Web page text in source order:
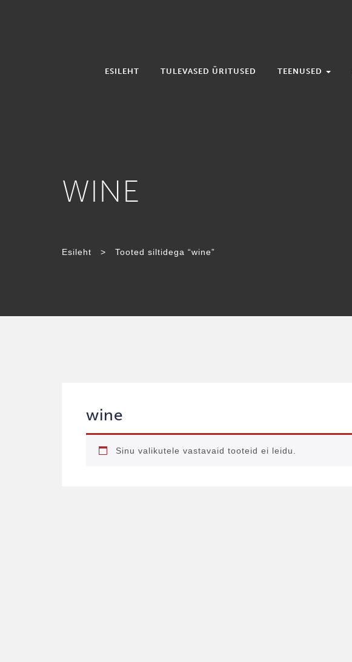
ESILEHT TULEVASED ÜRITUSED TEENUSED
WINE
Esileht > Tooted siltidega “wine”
wine
Sinu valikutele vastavaid tooteid ei leidu.